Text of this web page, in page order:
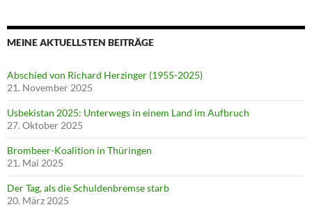
MEINE AKTUELLSTEN BEITRÄGE
Abschied von Richard Herzinger (1955-2025)
21. November 2025
Usbekistan 2025: Unterwegs in einem Land im Aufbruch
27. Oktober 2025
Brombeer-Koalition in Thüringen
21. Mai 2025
Der Tag, als die Schuldenbremse starb
20. März 2025